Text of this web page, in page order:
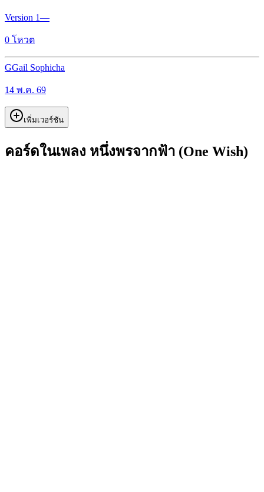
Version 1—
0 โหวต
GGail Sophicha
14 พ.ค. 69
เพิ่มเวอร์ชัน
คอร์ดในเพลง หนึ่งพรจากฟ้า (One Wish)